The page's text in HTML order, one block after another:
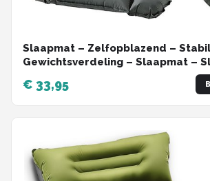
Slaapmat – Zelfopblazend –
Gewichtsverdeling – Slaapmat –
Zelfopblazend – Slaapmatje –
Persoons
€ 33,95